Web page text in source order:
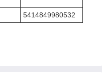
5414849980532